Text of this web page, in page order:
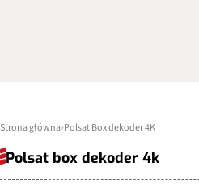
Strona główna Polsat Box dekoder 4K
Polsat box dekoder 4k